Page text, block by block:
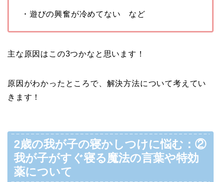
・遊びの興奮が冷めてない など
主な原因はこの3つかなと思います！
原因がわかったところで、解決方法について考えてい
きます！
2歳の我が子の寝かしつけに悩む：②
我が子がすぐ寝る魔法の言葉や特効
薬について